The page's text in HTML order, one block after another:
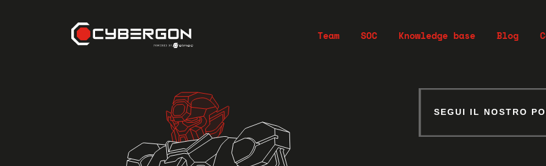
Team SOC Knowledge base Blog
SEGUI IL NOSTRO
SEGUI IL NOSTRO